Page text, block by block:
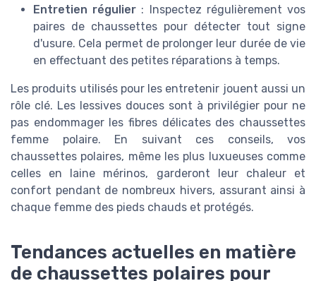
Entretien régulier : Inspectez régulièrement vos
paires de chaussettes pour détecter tout signe
d'usure. Cela permet de prolonger leur durée de vie
en effectuant des petites réparations à temps.
Les produits utilisés pour les entretenir jouent aussi un
rôle clé. Les lessives douces sont à privilégier pour ne
pas endommager les fibres délicates des chaussettes
femme polaire. En suivant ces conseils, vos
chaussettes polaires, même les plus luxueuses comme
celles en laine mérinos, garderont leur chaleur et
confort pendant de nombreux hivers, assurant ainsi à
chaque femme des pieds chauds et protégés.
Tendances actuelles en matière
de chaussettes polaires pour